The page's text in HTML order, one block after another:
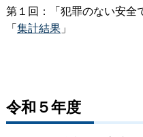
第１回：「犯罪のない安全
「集計結果」
令和５年度